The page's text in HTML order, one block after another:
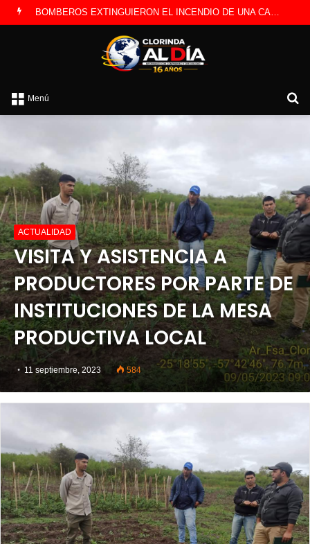
BOMBEROS EXTINGUIERON EL INCENDIO DE UNA CAMIONETA Y DETERMINARON QUE FUE POR UNA FALLA ELÉCTRICA
Menú
ACTUALIDAD
VISITA Y ASISTENCIA A
PRODUCTORES POR PARTE DE
INSTITUCIONES DE LA MESA
PRODUCTIVA LOCAL
11 septiembre, 2023 584